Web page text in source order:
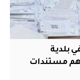
بلدية
مستندات